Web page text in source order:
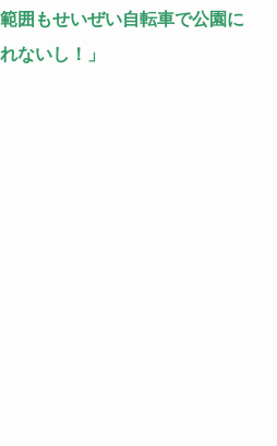
囲もせいぜい自転車で公園に
ないし！」